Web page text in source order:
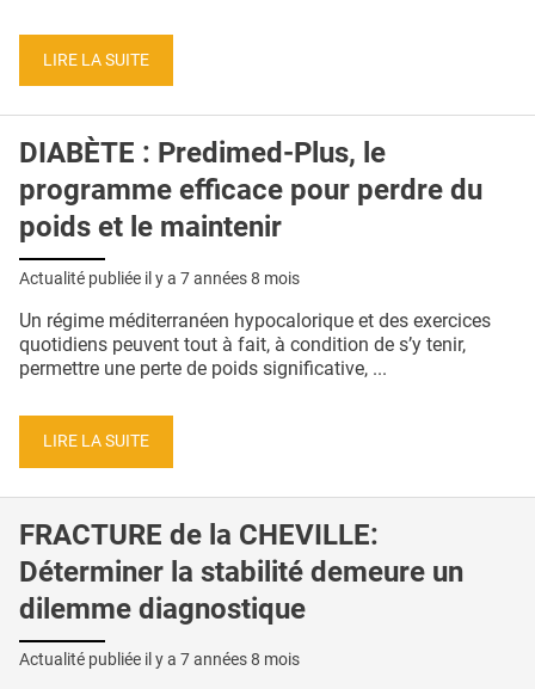
CONDITIONS GÉNÉRALES
CRÉDITS
LIRE LA SUITE
DIABÈTE : Predimed-Plus, le
programme efficace pour perdre du
poids et le maintenir
Actualité publiée il y a 7 années 8 mois
Un régime méditerranéen hypocalorique et des exercices
quotidiens peuvent tout à fait, à condition de s’y tenir,
permettre une perte de poids significative, ...
LIRE LA SUITE
FRACTURE de la CHEVILLE:
Déterminer la stabilité demeure un
dilemme diagnostique
Actualité publiée il y a 7 années 8 mois